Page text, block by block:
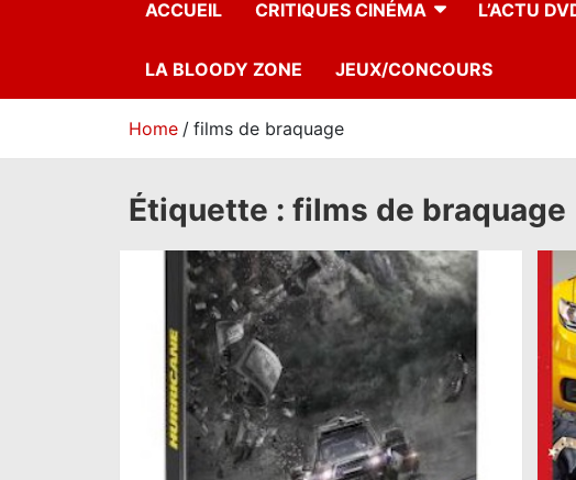
ACCUEIL CRITIQUES CINÉMA L’ACTU
LA BLOODY ZONE JEUX/CONCOURS
Home films de braquage
Étiquette : films de braquage